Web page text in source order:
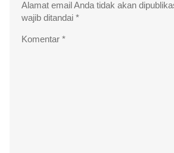
Alamat email Anda tidak akan
wajib ditandai *
Komentar *